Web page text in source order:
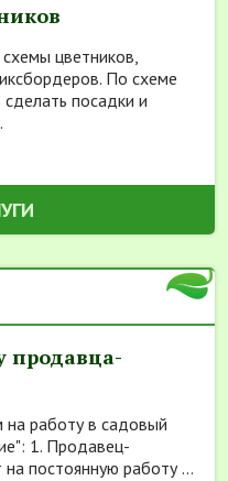
цветников,
По схеме
посадки и
продавца-
на работу в садовый
1. Продавец-
на постоянную работу ...